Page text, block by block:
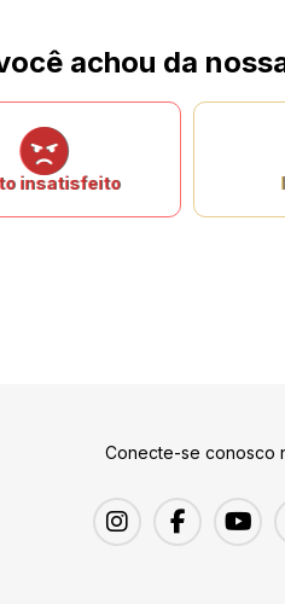
achou da
insatisfeito
Conecte-se conosco